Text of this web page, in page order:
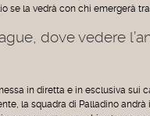
se la vedrà con chi emergerà tra
dove vedere
in diretta e in esclusiva sui
la squadra di Palladino